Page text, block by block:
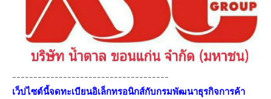
-------------------------------------
เว็ปไซต์นี้จดทะเบียนอิเล็กทรอนิกส์กับกรมพัฒนาธุรกิจการค้า